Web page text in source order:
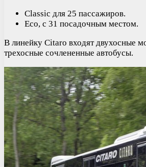
Classic для 25 пассажиров.
Eco, с 31 посадочным местом.
В линейку Citaro входят двухосные
трехосные сочлененные автобусы.